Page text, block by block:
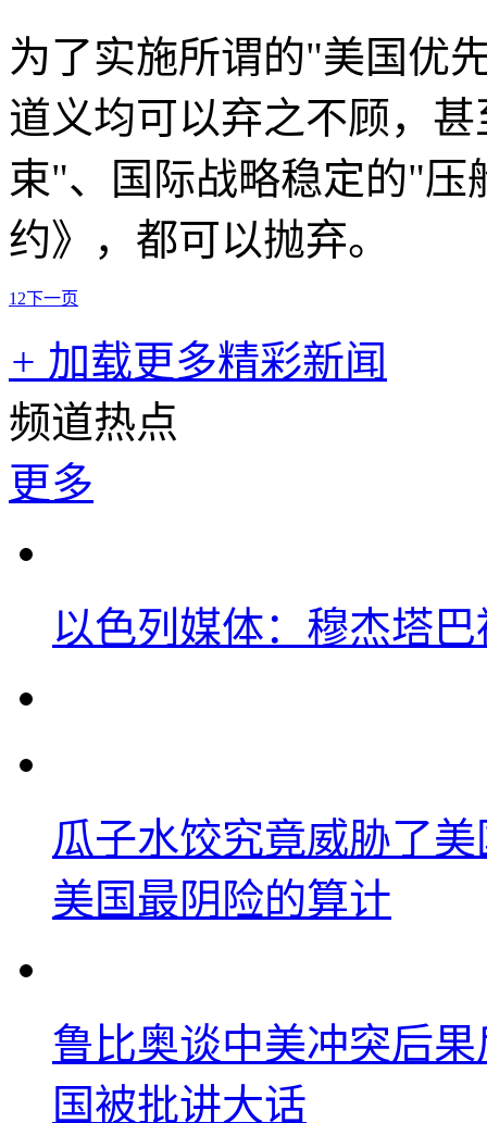
为了实施所谓的"美国优
道义均可以弃之不顾，
束"、国际战略稳定的"
约》，都可以抛弃。
1 2下一页
+ 加载更多精彩新闻
频道热点
更多
以色列媒体：穆杰塔
瓜子水饺究竟威胁了
美国最阴险的算计
鲁比奥谈中美冲突后
国被批讲大话